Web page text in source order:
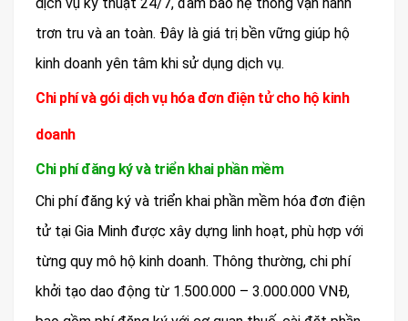
trơn tru và an toàn. Đây là giá trị bền vững giúp hộ
kinh doanh yên tâm khi sử dụng dịch vụ.
Chi phí và gói dịch vụ hóa đơn điện tử cho hộ kinh
doanh
Chi phí đăng ký và triển khai phần mềm
Chi phí đăng ký và triển khai phần mềm hóa đơn điện
tử tại Gia Minh được xây dựng linh hoạt, phù hợp với
từng quy mô hộ kinh doanh. Thông thường, chi phí
khởi tạo dao động từ 1.500.000 – 3.000.000 VNĐ,